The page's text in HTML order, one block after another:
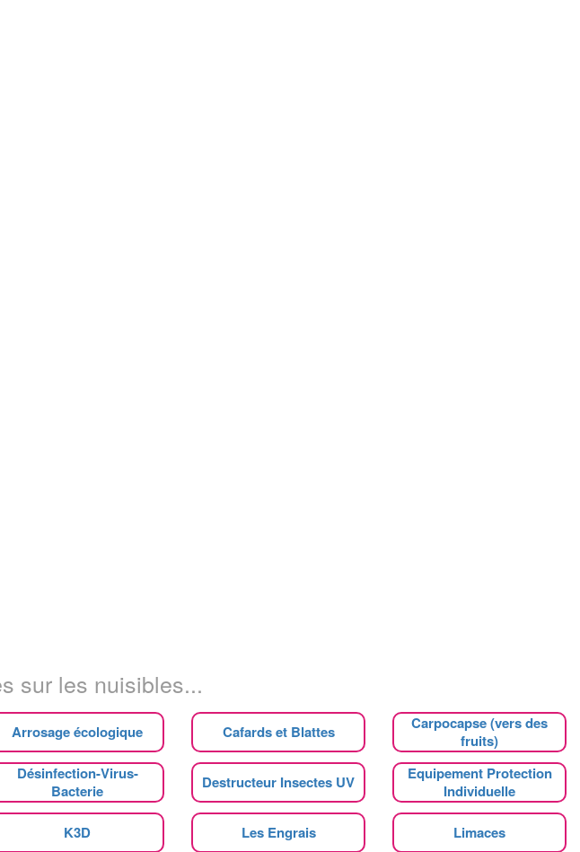
sur les nuisibles...
Arrosage écologique Cafards et Blattes
Carpocapse (vers des
fruits)
Désinfection-Virus-
Bacterie
Destructeur Insectes UV
Equipement Protection
Individuelle
K3D Les Engrais Limaces